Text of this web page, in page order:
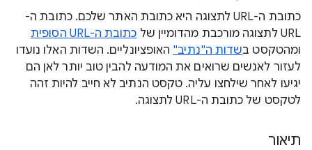
כתובת ה-URL לתצוגה היא כתובת האתר שלכם. כתובת ה-
URL לתצוגה מורכבת מהדומיין של
כתובת ה-URL הסופית
ומהטקסט בשדות ה"נתיב" האופציונליים. השדות האלו נועדו
לעזור לאנשים שרואים את המודעה להבין טוב יותר לאן הם
יגיעו לאחר שילחצו עליה. טקסט הנתיב לא חייב להיות זהה
לטקסט של כתובת ה-URL לתצוגה.
תיאור